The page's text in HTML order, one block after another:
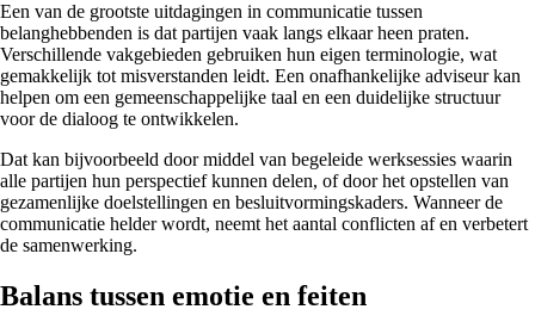
Een van de grootste uitdagingen in communicatie tussen
belanghebbenden is dat partijen vaak langs elkaar heen praten.
Verschillende vakgebieden gebruiken hun eigen terminologie, wat
gemakkelijk tot misverstanden leidt. Een onafhankelijke adviseur kan
helpen om een gemeenschappelijke taal en een duidelijke structuur
voor de dialoog te ontwikkelen.
Dat kan bijvoorbeeld door middel van begeleide werksessies waarin
alle partijen hun perspectief kunnen delen, of door het opstellen van
gezamenlijke doelstellingen en besluitvormingskaders. Wanneer de
communicatie helder wordt, neemt het aantal conflicten af en verbetert
de samenwerking.
Balans tussen emotie en feiten